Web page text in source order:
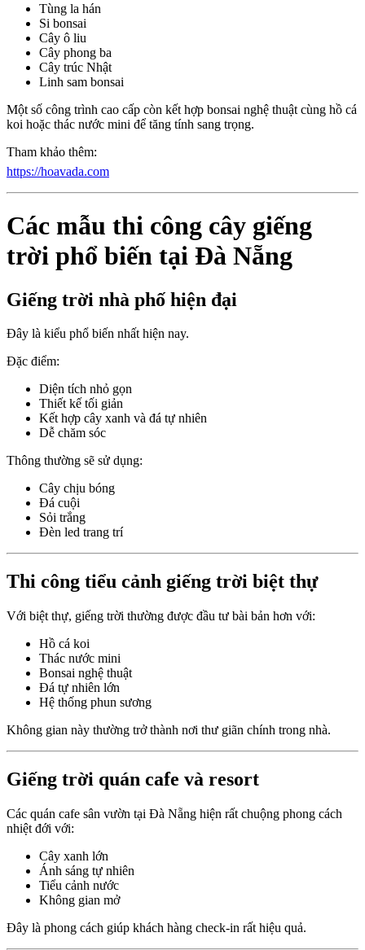
Tùng la hán
Si bonsai
Cây ô liu
Cây phong ba
Cây trúc Nhật
Linh sam bonsai
Một số công trình cao cấp còn kết hợp bonsai nghệ thuật cùng hồ cá
koi hoặc thác nước mini để tăng tính sang trọng.
Tham khảo thêm:
https://hoavada.com
Các mẫu thi công cây giếng
trời phổ biến tại Đà Nẵng
Giếng trời nhà phố hiện đại
Đây là kiểu phổ biến nhất hiện nay.
Đặc điểm:
Diện tích nhỏ gọn
Thiết kế tối giản
Kết hợp cây xanh và đá tự nhiên
Dễ chăm sóc
Thông thường sẽ sử dụng:
Cây chịu bóng
Đá cuội
Sỏi trắng
Đèn led trang trí
Thi công tiểu cảnh giếng trời biệt thự
Với biệt thự, giếng trời thường được đầu tư bài bản hơn với:
Hồ cá koi
Thác nước mini
Bonsai nghệ thuật
Đá tự nhiên lớn
Hệ thống phun sương
Không gian này thường trở thành nơi thư giãn chính trong nhà.
Giếng trời quán cafe và resort
Các quán cafe sân vườn tại Đà Nẵng hiện rất chuộng phong cách
nhiệt đới với:
Cây xanh lớn
Ánh sáng tự nhiên
Tiểu cảnh nước
Không gian mở
Đây là phong cách giúp khách hàng check-in rất hiệu quả.